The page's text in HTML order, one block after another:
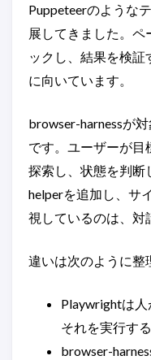
Puppeteerのような
展してきました。ペ
ックし、結果を検証
に向いています。
browser-harnessが
です。ユーザーが目
探索し、状態を判断
helperを追加し、サ
視しているのは、対
違いは次のように整
Playwrightは
それを実行す
browser-